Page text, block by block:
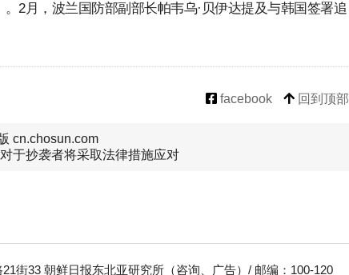
2月，波兰国防部副部长帕韦乌·贝伊达提及与韩国签署追
facebook
回到顶部
cn.chosun.com
于抄袭者将采取法律措施应对
街33 朝鲜日报东北亚研究所（咨询、广告）/ 邮编：100-120